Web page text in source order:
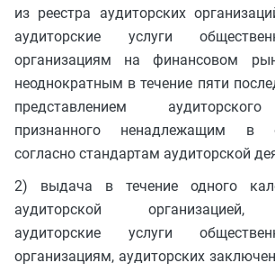
из реестра аудиторских
аудиторские услуги
организациям на финансовом
неоднократным в течение пяти
представлением
признанного ненадлежащим в
согласно стандартам аудиторской
2) выдача в течение одного
аудиторской организацией,
аудиторские услуги
организациям, аудиторских